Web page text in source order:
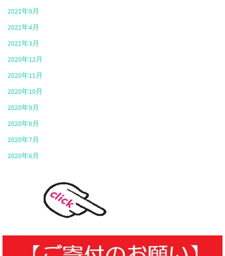
2021年9月
2021年4月
2021年3月
2020年12月
2020年11月
2020年10月
2020年9月
2020年8月
2020年7月
2020年6月